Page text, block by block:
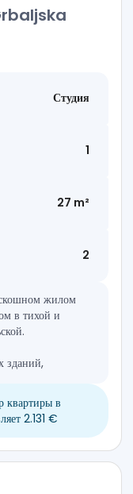
Студия
1
27 m²
2
жилом
в тихой и
зданий,
среда с
зонами
идеальным как для
квартиры в
2.131 €